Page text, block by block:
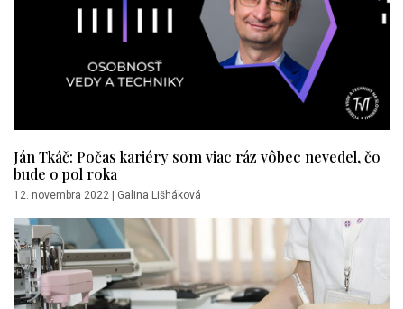
Ján Tkáč: Počas kariéry som viac ráz vôbec nevedel, čo
bude o pol roka
12. novembra 2022 | Galina Lišháková